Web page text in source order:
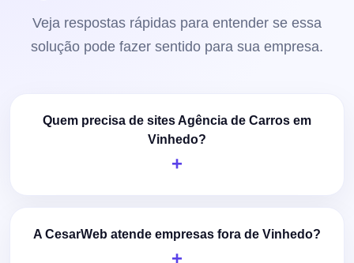
Veja respostas rápidas para entender se essa
solução pode fazer sentido para sua empresa.
Quem precisa de sites Agência de Carros em
Vinhedo?
A CesarWeb atende empresas fora de Vinhedo?